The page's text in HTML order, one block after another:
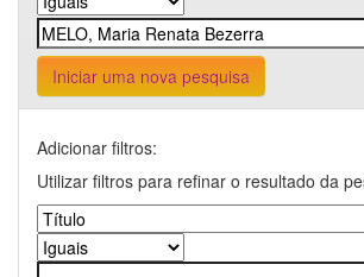
Iniciar uma nova pesquisa
Adicionar filtros:
Utilizar filtros para refinar o resultado da